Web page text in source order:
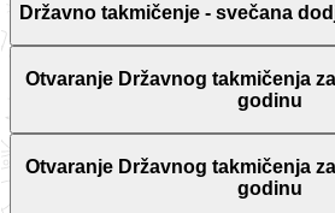
Državno takmičenje - svečana
Otvaranje Državnog takmičenja
godinu
Otvaranje Državnog takmičenja
godinu